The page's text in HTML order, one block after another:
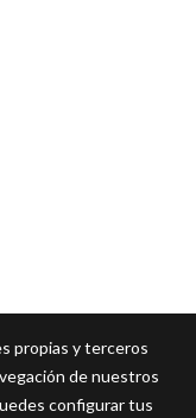
propias y terceros
de nuestros
configurar tus